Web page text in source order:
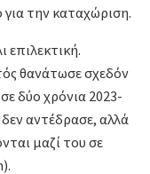
την καταχώριση.
επιλεκτική.
θανάτωσε σχεδόν
δύο χρόνια 2023-
αντέδρασε, αλλά
μαζί του σε